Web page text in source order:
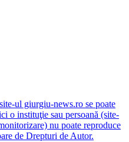
ul giurgiu-news.ro se poate
o instituţie sau persoană (site-
nu poate reproduce
de Drepturi de Autor.